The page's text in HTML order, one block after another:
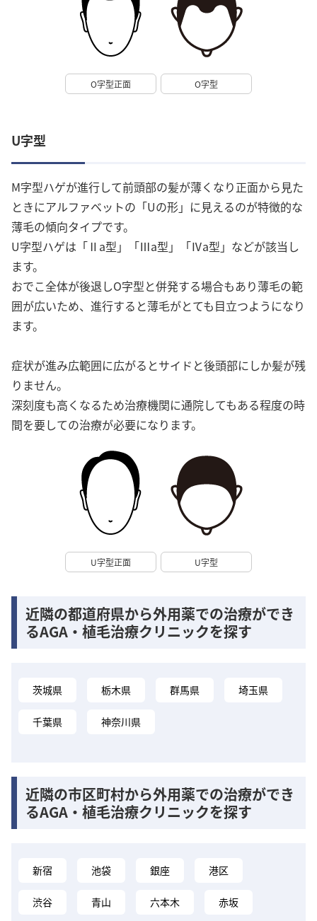
O字型正面 O字型
U字型
M字型ハゲが進行して前頭部の髪が薄くなり正面から見た
ときにアルファベットの「Uの形」に見えるのが特徴的な
薄毛の傾向タイプです。
U字型ハゲは「Ⅱa型」「Ⅲa型」「Ⅳa型」などが該当し
ます。
おでこ全体が後退しO字型と併発する場合もあり薄毛の範
囲が広いため、進行すると薄毛がとても目立つようになり
ます。
症状が進み広範囲に広がるとサイドと後頭部にしか髪が残
りません。
深刻度も高くなるため治療機関に通院してもある程度の時
間を要しての治療が必要になります。
U字型正面 U字型
近隣の都道府県から外用薬での治療ができ
るAGA・植毛治療クリニックを探す
茨城県 栃木県 群馬県 埼玉県
千葉県 神奈川県
近隣の市区町村から外用薬での治療ができ
るAGA・植毛治療クリニックを探す
新宿 池袋 銀座 港区
渋谷 青山 六本木 赤坂